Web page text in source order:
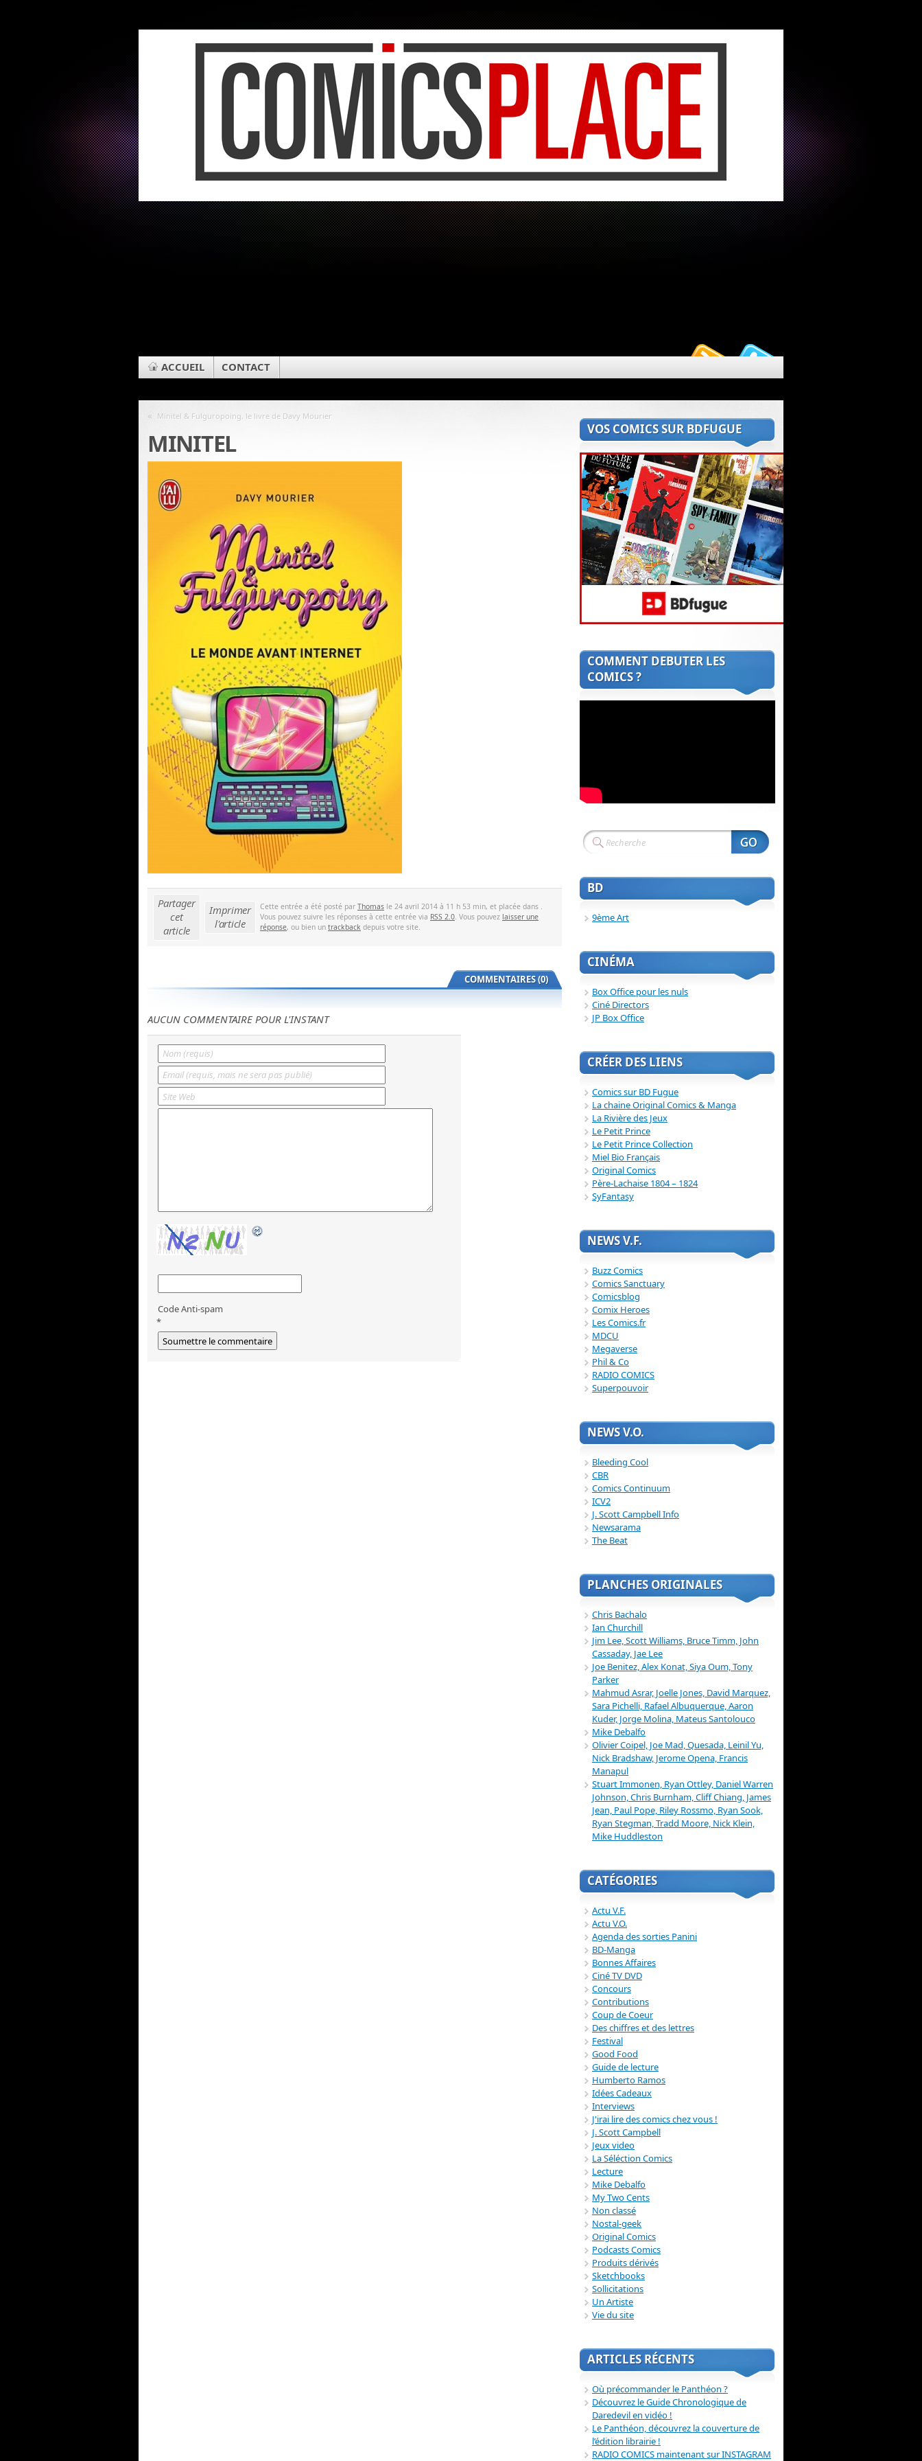
ACCUEIL CONTACT
« Minitel & Fulguropoing, le livre de Davy Mourier
MINITEL
Partager
cet
article
Imprimer
l'article
Cette entrée a été posté par Thomas le 24 avril 2014 à 11 h 53 min, et placée dans .
Vous pouvez suivre les réponses à cette entrée via RSS 2.0. Vous pouvez laisser une
réponse, ou bien un trackback depuis votre site.
COMMENTAIRES (0)
AUCUN COMMENTAIRE POUR L'INSTANT
Code Anti-spam
*
VOS COMICS SUR BDFUGUE
COMMENT DEBUTER LES
COMICS ?
BD
9ème Art
CINÉMA
Box Office pour les nuls
Ciné Directors
JP Box Office
CRÉER DES LIENS
Comics sur BD Fugue
La chaine Original Comics & Manga
La Rivière des Jeux
Le Petit Prince
Le Petit Prince Collection
Miel Bio Français
Original Comics
Père-Lachaise 1804 – 1824
SyFantasy
NEWS V.F.
Buzz Comics
Comics Sanctuary
Comicsblog
Comix Heroes
Les Comics.fr
MDCU
Megaverse
Phil & Co
RADIO COMICS
Superpouvoir
NEWS V.O.
Bleeding Cool
CBR
Comics Continuum
ICV2
J. Scott Campbell Info
Newsarama
The Beat
PLANCHES ORIGINALES
Chris Bachalo
Ian Churchill
Jim Lee, Scott Williams, Bruce Timm, John
Cassaday, Jae Lee
Joe Benitez, Alex Konat, Siya Oum, Tony
Parker
Mahmud Asrar, Joelle Jones, David Marquez,
Sara Pichelli, Rafael Albuquerque, Aaron
Kuder, Jorge Molina, Mateus Santolouco
Mike Debalfo
Olivier Coipel, Joe Mad, Quesada, Leinil Yu,
Nick Bradshaw, Jerome Opena, Francis
Manapul
Stuart Immonen, Ryan Ottley, Daniel Warren
Johnson, Chris Burnham, Cliff Chiang, James
Jean, Paul Pope, Riley Rossmo, Ryan Sook,
Ryan Stegman, Tradd Moore, Nick Klein,
Mike Huddleston
CATÉGORIES
Actu V.F.
Actu V.O.
Agenda des sorties Panini
BD-Manga
Bonnes Affaires
Ciné TV DVD
Concours
Contributions
Coup de Coeur
Des chiffres et des lettres
Festival
Good Food
Guide de lecture
Humberto Ramos
Idées Cadeaux
Interviews
J'irai lire des comics chez vous !
J. Scott Campbell
Jeux video
La Séléction Comics
Lecture
Mike Debalfo
My Two Cents
Non classé
Nostal-geek
Original Comics
Podcasts Comics
Produits dérivés
Sketchbooks
Sollicitations
Un Artiste
Vie du site
ARTICLES RÉCENTS
Où précommander le Panthéon ?
Découvrez le Guide Chronologique de
Daredevil en vidéo !
Le Panthéon, découvrez la couverture de
l’édition librairie !
RADIO COMICS maintenant sur INSTAGRAM